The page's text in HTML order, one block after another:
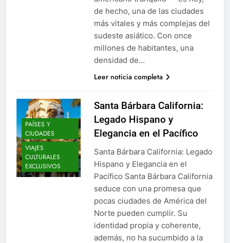
de hecho, una de las ciudades
más vitales y más complejas del
sudeste asiático. Con once
millones de habitantes, una
densidad de…
Leer noticia completa
PAÍSES Y
CIUDADES
VIAJES
CULTURALES
EXCLUSIVOS
Santa Bárbara California:
Legado Hispano y
Elegancia en el Pacífico
Santa Bárbara California: Legado
Hispano y Elegancia en el
Pacífico Santa Bárbara California
seduce con una promesa que
pocas ciudades de América del
Norte pueden cumplir. Su
identidad propia y coherente,
además, no ha sucumbido a la